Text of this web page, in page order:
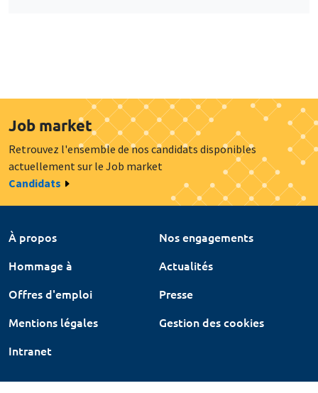
Job market
Retrouvez l'ensemble de nos candidats disponibles
actuellement sur le Job market
Candidats
À propos
Nos engagements
Hommage à
Actualités
Offres d'emploi
Presse
Mentions légales
Gestion des cookies
Intranet